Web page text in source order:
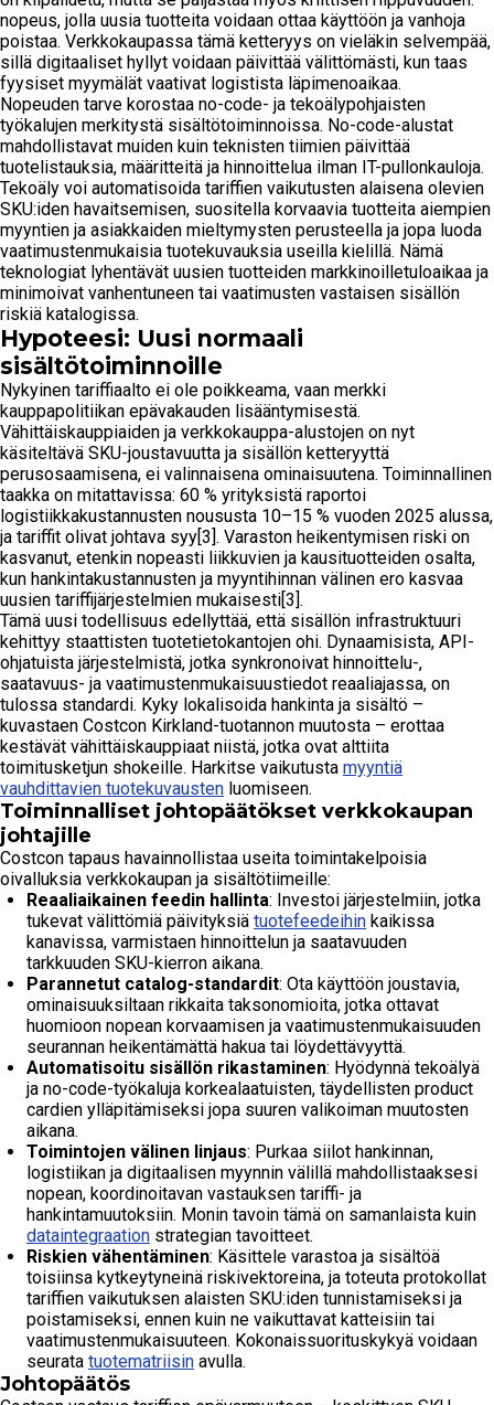
nopeus, jolla uusia tuotteita voidaan ottaa käyttöön ja vanhoja
poistaa. Verkkokaupassa tämä ketteryys on vieläkin selvempää,
sillä digitaaliset hyllyt voidaan päivittää välittömästi, kun taas
fyysiset myymälät vaativat logistista läpimenoaikaa.
Nopeuden tarve korostaa no-code- ja tekoälypohjaisten
työkalujen merkitystä sisältötoiminnoissa. No-code-alustat
mahdollistavat muiden kuin teknisten tiimien päivittää
tuotelistauksia, määritteitä ja hinnoittelua ilman IT-pullonkauloja.
Tekoäly voi automatisoida tariffien vaikutusten alaisena olevien
SKU:iden havaitsemisen, suositella korvaavia tuotteita aiempien
myyntien ja asiakkaiden mieltymysten perusteella ja jopa luoda
vaatimustenmukaisia tuotekuvauksia useilla kielillä. Nämä
teknologiat lyhentävät uusien tuotteiden markkinoilletuloaikaa ja
minimoivat vanhentuneen tai vaatimusten vastaisen sisällön
riskiä katalogissa.
Hypoteesi: Uusi normaali
sisältötoiminnoille
Nykyinen tariffiaalto ei ole poikkeama, vaan merkki
kauppapolitiikan epävakauden lisääntymisestä.
Vähittäiskauppiaiden ja verkkokauppa-alustojen on nyt
käsiteltävä SKU-joustavuutta ja sisällön ketteryyttä
perusosaamisena, ei valinnaisena ominaisuutena. Toiminnallinen
taakka on mitattavissa: 60 % yrityksistä raportoi
logistiikkakustannusten noususta 10–15 % vuoden 2025 alussa,
ja tariffit olivat johtava syy[3]. Varaston heikentymisen riski on
kasvanut, etenkin nopeasti liikkuvien ja kausituotteiden osalta,
kun hankintakustannusten ja myyntihinnan välinen ero kasvaa
uusien tariffijärjestelmien mukaisesti[3].
Tämä uusi todellisuus edellyttää, että sisällön infrastruktuuri
kehittyy staattisten tuotetietokantojen ohi. Dynaamisista, API-
ohjatuista järjestelmistä, jotka synkronoivat hinnoittelu-,
saatavuus- ja vaatimustenmukaisuustiedot reaaliajassa, on
tulossa standardi. Kyky lokalisoida hankinta ja sisältö –
kuvastaen Costcon Kirkland-tuotannon muutosta – erottaa
kestävät vähittäiskauppiaat niistä, jotka ovat alttiita
toimitusketjun shokeille. Harkitse vaikutusta myyntiä
vauhdittavien tuotekuvausten luomiseen.
Toiminnalliset johtopäätökset verkkokaupan
johtajille
Costcon tapaus havainnollistaa useita toimintakelpoisia
oivalluksia verkkokaupan ja sisältötiimeille:
Reaaliaikainen feedin hallinta: Investoi järjestelmiin, jotka
tukevat välittömiä päivityksiä tuotefeedeihin kaikissa
kanavissa, varmistaen hinnoittelun ja saatavuuden
tarkkuuden SKU-kierron aikana.
Parannetut catalog-standardit: Ota käyttöön joustavia,
ominaisuuksiltaan rikkaita taksonomioita, jotka ottavat
huomioon nopean korvaamisen ja vaatimustenmukaisuuden
seurannan heikentämättä hakua tai löydettävyyttä.
Automatisoitu sisällön rikastaminen: Hyödynnä tekoälyä
ja no-code-työkaluja korkealaatuisten, täydellisten product
cardien ylläpitämiseksi jopa suuren valikoiman muutosten
aikana.
Toimintojen välinen linjaus: Purkaa siilot hankinnan,
logistiikan ja digitaalisen myynnin välillä mahdollistaaksesi
nopean, koordinoitavan vastauksen tariffi- ja
hankintamuutoksiin. Monin tavoin tämä on samanlaista kuin
dataintegraation strategian tavoitteet.
Riskien vähentäminen: Käsittele varastoa ja sisältöä
toisiinsa kytkeytyneinä riskivektoreina, ja toteuta protokollat
tariffien vaikutuksen alaisten SKU:iden tunnistamiseksi ja
poistamiseksi, ennen kuin ne vaikuttavat katteisiin tai
vaatimustenmukaisuuteen. Kokonaissuorituskykyä voidaan
seurata tuotematriisin avulla.
Johtopäätös